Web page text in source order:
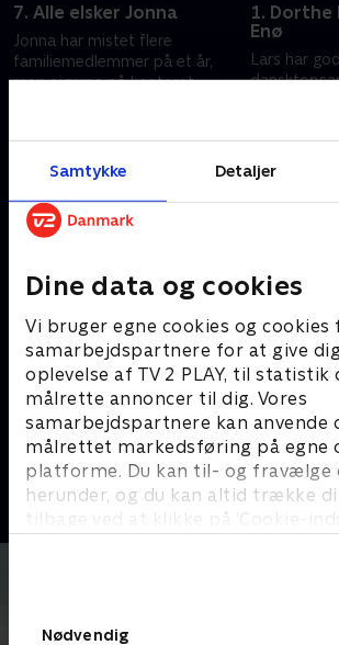
Samtykke Detaljer
Dine data og cookies
Vi bruger egne cookies og cookies
samarbejdspartnere for at give
oplevelse af TV 2 PLAY, til statistik
målrette annoncer til dig. Vores
samarbejdspartnere kan anvende
målrettet markedsføring på egne
platforme. Du kan til- og fravælge
herunder, og du kan altid trække
tilbage ved at klikke på ’Cookie-
Nødvendig
7. Alle elsker Jonna
Jonna har mistet flere
familiemedlemmer på et år,
men pigerne på kontoret
Mads får en medhjælper.
1. Dorthe
Enø
Lars har
Kollo, som
ser en lille
vestkyst.
Andre så også
Beliggenhed, beliggenhed,
beliggenhed
Livsstil • 18 sæsoner